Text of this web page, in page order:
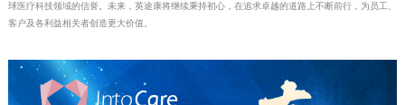
球医疗科技领域的信誉。未来，英途康将继续秉持初心，在追求卓越的道路上不断前行，为员工、
客户及各利益相关者创造更大价值。